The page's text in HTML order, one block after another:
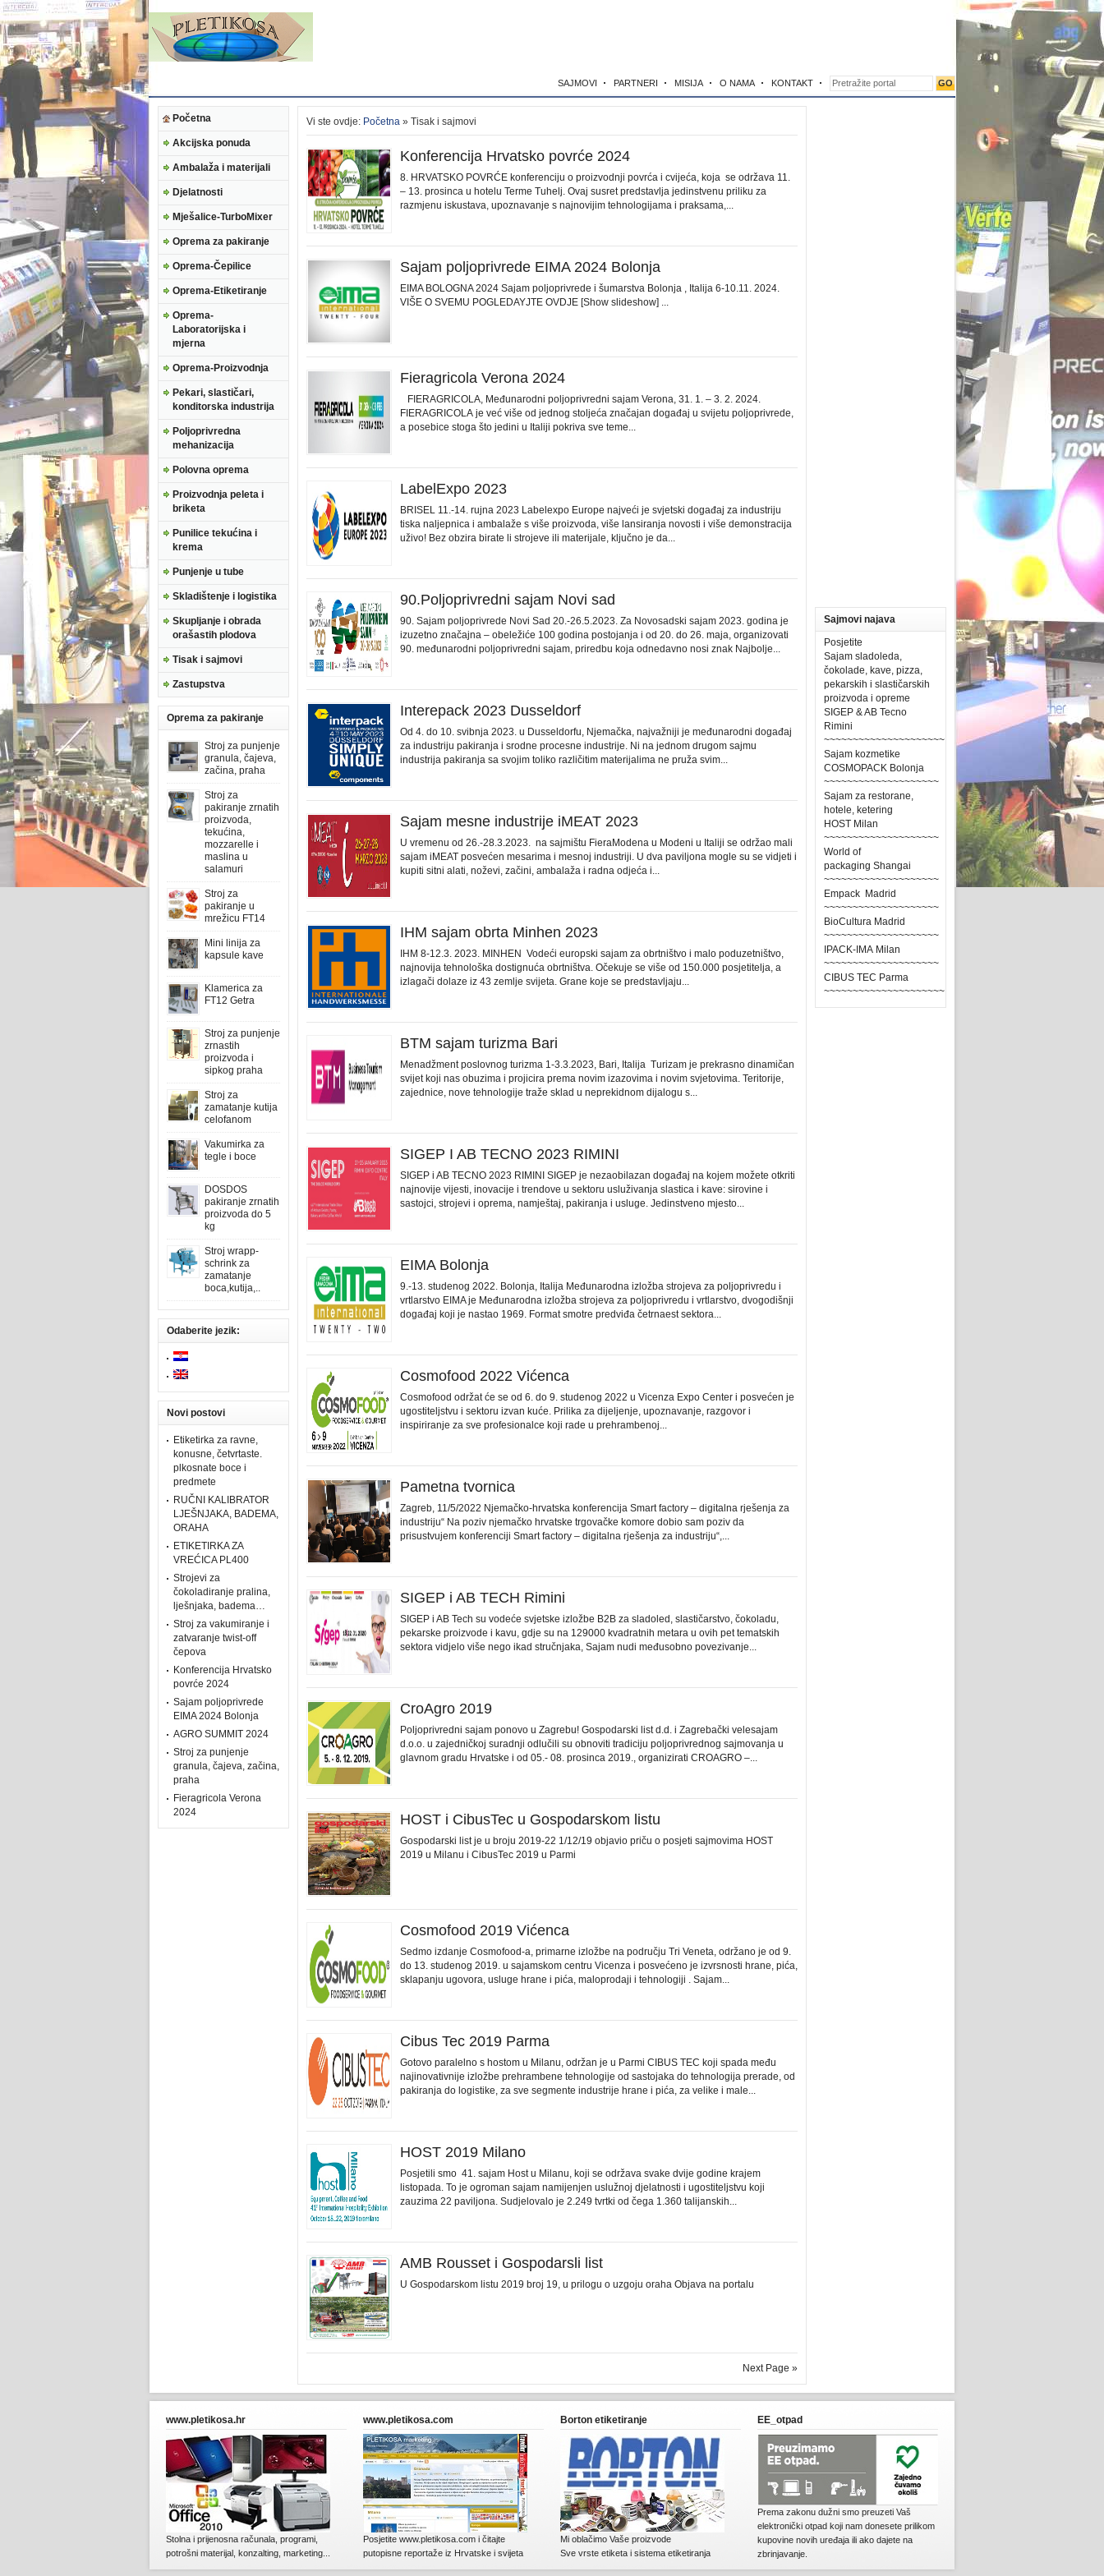
SAJMOVI PARTNERI MISIJA O NAMA KONTAKT
Početna
Akcijska ponuda
Ambalaža i materijali
Djelatnosti
Mješalice-TurboMixer
Oprema za pakiranje
Oprema-Čepilice
Oprema-Etiketiranje
Oprema-
Laboratorijska i
mjerna
Oprema-Proizvodnja
Pekari, slastičari,
konditorska industrija
Poljoprivredna
mehanizacija
Polovna oprema
Proizvodnja peleta i
briketa
Punilice tekućina i
krema
Punjenje u tube
Skladištenje i logistika
Skupljanje i obrada
orašastih plodova
Tisak i sajmovi
Zastupstva
Oprema za pakiranje
Stroj za punjenje
granula, čajeva,
začina, praha
Stroj za
pakiranje zrnatih
proizvoda,
tekućina,
mozzarelle i
maslina u
salamuri
Stroj za
pakiranje u
mrežicu FT14
Mini linija za
kapsule kave
Klamerica za
FT12 Getra
Stroj za punjenje
zrnastih
proizvoda i
sipkog praha
Stroj za
zamatanje kutija
celofanom
Vakumirka za
tegle i boce
DOSDOS
pakiranje zrnatih
proizvoda do 5
kg
Stroj wrapp-
schrink za
zamatanje
boca,kutija,..
Odaberite jezik:
Novi postovi
Etiketirka za ravne,
konusne, četvrtaste.
plkosnate boce i
predmete
RUČNI KALIBRATOR
LJEŠNJAKA, BADEMA,
ORAHA
ETIKETIRKA ZA
VREĆICA PL400
Strojevi za
čokoladiranje pralina,
lješnjaka, badema…
Stroj za vakumiranje i
zatvaranje twist-off
čepova
Konferencija Hrvatsko
povrće 2024
Sajam poljoprivrede
EIMA 2024 Bolonja
AGRO SUMMIT 2024
Stroj za punjenje
granula, čajeva, začina,
praha
Fieragricola Verona
2024
Vi ste ovdje: Početna » Tisak i sajmovi
Konferencija Hrvatsko povrće 2024
8. HRVATSKO POVRĆE konferenciju o proizvodnji povrća i cvijeća, koja se održava 11.
– 13. prosinca u hotelu Terme Tuhelj. Ovaj susret predstavlja jedinstvenu priliku za
razmjenu iskustava, upoznavanje s najnovijim tehnologijama i praksama,...
Sajam poljoprivrede EIMA 2024 Bolonja
EIMA BOLOGNA 2024 Sajam poljoprivrede i šumarstva Bolonja , Italija 6-10.11. 2024.
VIŠE O SVEMU POGLEDAYJTE OVDJE [Show slideshow] ...
Fieragricola Verona 2024
FIERAGRICOLA, Međunarodni poljoprivredni sajam Verona, 31. 1. – 3. 2. 2024.
FIERAGRICOLA je već više od jednog stoljeća značajan događaj u svijetu poljoprivrede,
a posebice stoga što jedini u Italiji pokriva sve teme...
LabelExpo 2023
BRISEL 11.-14. rujna 2023 Labelexpo Europe najveći je svjetski događaj za industriju
tiska naljepnica i ambalaže s više proizvoda, više lansiranja novosti i više demonstracija
uživo! Bez obzira birate li strojeve ili materijale, ključno je da...
90.Poljoprivredni sajam Novi sad
90. Sajam poljoprivrede Novi Sad 20.-26.5.2023. Za Novosadski sajam 2023. godina je
izuzetno značajna – obeležiće 100 godina postojanja i od 20. do 26. maja, organizovati
90. međunarodni poljoprivredni sajam, priredbu koja odnedavno nosi znak Najbolje...
Interepack 2023 Dusseldorf
Od 4. do 10. svibnja 2023. u Dusseldorfu, Njemačka, najvažniji je međunarodni događaj
za industriju pakiranja i srodne procesne industrije. Ni na jednom drugom sajmu
industrija pakiranja sa svojim toliko različitim materijalima ne pruža svim...
Sajam mesne industrije iMEAT 2023
U vremenu od 26.-28.3.2023. na sajmištu FieraModena u Modeni u Italiji se održao mali
sajam iMEAT posvećen mesarima i mesnoj industriji. U dva paviljona mogle su se vidjeti i
kupiti sitni alati, noževi, začini, ambalaža i radna odjeća i...
IHM sajam obrta Minhen 2023
IHM 8-12.3. 2023. MINHEN Vodeći europski sajam za obrtništvo i malo poduzetništvo,
najnovija tehnološka dostignuća obrtništva. Očekuje se više od 150.000 posjetitelja, a
izlagači dolaze iz 43 zemlje svijeta. Grane koje se predstavljaju...
BTM sajam turizma Bari
Menadžment poslovnog turizma 1-3.3.2023, Bari, Italija Turizam je prekrasno dinamičan
svijet koji nas obuzima i projicira prema novim izazovima i novim svjetovima. Teritorije,
zajednice, nove tehnologije traže sklad u neprekidnom dijalogu s...
SIGEP I AB TECNO 2023 RIMINI
SIGEP i AB TECNO 2023 RIMINI SIGEP je nezaobilazan događaj na kojem možete otkriti
najnovije vijesti, inovacije i trendove u sektoru usluživanja slastica i kave: sirovine i
sastojci, strojevi i oprema, namještaj, pakiranja i usluge. Jedinstveno mjesto...
EIMA Bolonja
9.-13. studenog 2022. Bolonja, Italija Međunarodna izložba strojeva za poljoprivredu i
vrtlarstvo EIMA je Međunarodna izložba strojeva za poljoprivredu i vrtlarstvo, dvogodišnji
događaj koji je nastao 1969. Format smotre predviđa četrnaest sektora...
Cosmofood 2022 Vićenca
Cosmofood održat će se od 6. do 9. studenog 2022 u Vicenza Expo Center i posvećen je
ugostiteljstvu i sektoru izvan kuće. Prilika za dijeljenje, upoznavanje, razgovor i
inspiriranje za sve profesionalce koji rade u prehrambenoj...
Pametna tvornica
Zagreb, 11/5/2022 Njemačko-hrvatska konferencija Smart factory – digitalna rješenja za
industriju“ Na poziv njemačko hrvatske trgovačke komore dobio sam poziv da
prisustvujem konferenciji Smart factory – digitalna rješenja za industriju“,...
SIGEP i AB TECH Rimini
SIGEP i AB Tech su vodeće svjetske izložbe B2B za sladoled, slastičarstvo, čokoladu,
pekarske proizvode i kavu, gdje su na 129000 kvadratnih metara u ovih pet tematskih
sektora vidjelo više nego ikad stručnjaka, Sajam nudi međusobno povezivanje...
CroAgro 2019
Poljoprivredni sajam ponovo u Zagrebu! Gospodarski list d.d. i Zagrebački velesajam
d.o.o. u zajedničkoj suradnji odlučili su obnoviti tradiciju poljoprivrednog sajmovanja u
glavnom gradu Hrvatske i od 05.- 08. prosinca 2019., organizirati CROAGRO –...
HOST i CibusTec u Gospodarskom listu
Gospodarski list je u broju 2019-22 1/12/19 objavio priču o posjeti sajmovima HOST
2019 u Milanu i CibusTec 2019 u Parmi
Cosmofood 2019 Vićenca
Sedmo izdanje Cosmofood-a, primarne izložbe na području Tri Veneta, održano je od 9.
do 13. studenog 2019. u sajamskom centru Vicenza i posvećeno je izvrsnosti hrane, pića,
sklapanju ugovora, usluge hrane i pića, maloprodaji i tehnologiji . Sajam...
Cibus Tec 2019 Parma
Gotovo paralelno s hostom u Milanu, održan je u Parmi CIBUS TEC koji spada među
najinovativnije izložbe prehrambene tehnologije od sastojaka do tehnologija prerade, od
pakiranja do logistike, za sve segmente industrije hrane i pića, za velike i male...
HOST 2019 Milano
Posjetili smo 41. sajam Host u Milanu, koji se održava svake dvije godine krajem
listopada. To je ogroman sajam namijenjen uslužnoj djelatnosti i ugostiteljstvu koji
zauzima 22 paviljona. Sudjelovalo je 2.249 tvrtki od čega 1.360 talijanskih...
AMB Rousset i Gospodarsli list
U Gospodarskom listu 2019 broj 19, u prilogu o uzgoju oraha Objava na portalu
Next Page »
Sajmovi najava
Posjetite
Sajam sladoleda,
čokolade, kave, pizza,
pekarskih i slastičarskih
proizvoda i opreme
SIGEP & AB Tecno
Rimini
~~~~~~~~~~~~~~~~~~~~~
Sajam kozmetike
COSMOPACK Bolonja
~~~~~~~~~~~~~~~~~~~~
Sajam za restorane,
hotele, ketering
HOST Milan
~~~~~~~~~~~~~~~~~~~~
World of
packaging Shangai
~~~~~~~~~~~~~~~~~~~~
Empack Madrid
~~~~~~~~~~~~~~~~~~~~
BioCultura Madrid
~~~~~~~~~~~~~~~~~~~~
IPACK-IMA Milan
~~~~~~~~~~~~~~~~~~~~
CIBUS TEC Parma
~~~~~~~~~~~~~~~~~~~~~
www.pletikosa.hr
Stolna i prijenosna računala, programi,
potrošni materijal, konzalting, marketing...
www.pletikosa.com
Posjetite www.pletikosa.com i čitajte
putopisne reportaže iz Hrvatske i svijeta
Borton etiketiranje
Mi oblačimo Vaše proizvode
Sve vrste etiketa i sistema etiketiranja
EE_otpad
Prema zakonu dužni smo preuzeti Vaš
elektronički otpad koji nam donesete prilikom
kupovine novih uređaja ili ako dajete na
zbrinjavanje.